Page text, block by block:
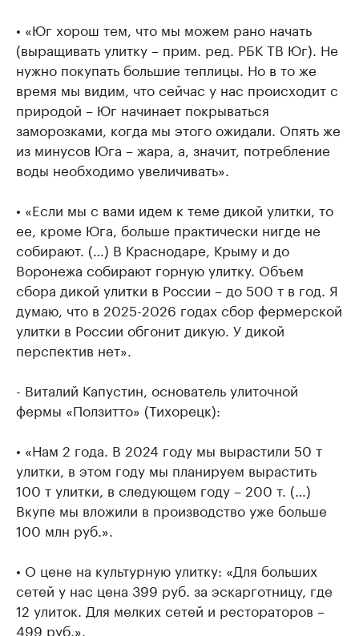
• «Юг хорош тем, что мы можем рано начать
(выращивать улитку – прим. ред. РБК ТВ Юг). Не
нужно покупать большие теплицы. Но в то же
время мы видим, что сейчас у нас происходит с
природой – Юг начинает покрываться
заморозками, когда мы этого ожидали. Опять же
из минусов Юга – жара, а, значит, потребление
воды необходимо увеличивать».
• «Если мы с вами идем к теме дикой улитки, то
ее, кроме Юга, больше практически нигде не
собирают. (…) В Краснодаре, Крыму и до
Воронежа собирают горную улитку. Объем
сбора дикой улитки в России – до 500 т в год. Я
думаю, что в 2025-2026 годах сбор фермерской
улитки в России обгонит дикую. У дикой
перспектив нет».
- Виталий Капустин, основатель улиточной
фермы «Ползитто» (Тихорецк):
• «Нам 2 года. В 2024 году мы вырастили 50 т
улитки, в этом году мы планируем вырастить
100 т улитки, в следующем году – 200 т. (…)
Вкупе мы вложили в производство уже больше
100 млн руб.».
• О цене на культурную улитку: «Для больших
сетей у нас цена 399 руб. за эскарготницу, где
12 улиток. Для мелких сетей и рестораторов –
499 руб.».